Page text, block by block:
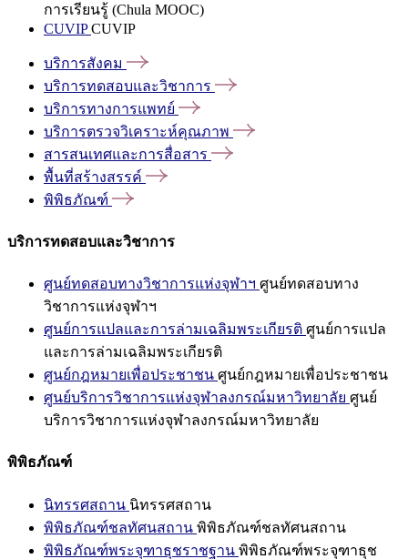
การเรียนรู้ (Chula MOOC)
CUVIPCUVIP
บริการสังคม
บริการทดสอบและวิชาการ
บริการทางการแพทย์
บริการตรวจวิเคราะห์คุณภาพ
สารสนเทศและการสื่อสาร
พื้นที่สร้างสรรค์
พิพิธภัณฑ์
บริการทดสอบและวิชาการ
ศูนย์ทดสอบทางวิชาการแห่งจุฬาฯ ศูนย์ทดสอบทาง
วิชาการแห่งจุฬาฯ
ศูนย์การแปลและการล่ามเฉลิมพระเกียรติ ศูนย์การแปล
และการล่ามเฉลิมพระเกียรติ
ศูนย์กฎหมายเพื่อประชาชน ศูนย์กฎหมายเพื่อประชาชน
ศูนย์บริการวิชาการแห่งจุฬาลงกรณ์มหาวิทยาลัย ศูนย์
บริการวิชาการแห่งจุฬาลงกรณ์มหาวิทยาลัย
พิพิธภัณฑ์
นิทรรศสถาน นิทรรศสถาน
พิพิธภัณฑ์ชลทัศนสถาน พิพิธภัณฑ์ชลทัศนสถาน
พิพิธภัณฑ์พระจุฑาธุชราชฐาน พิพิธภัณฑ์พระจุฑาธุช